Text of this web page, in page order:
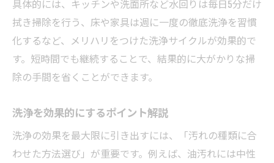
具体的には、キッチンや洗面所など水回りは毎日5分だけ
拭き掃除を行う、床や家具は週に一度の徹底洗浄を習慣
化するなど、メリハリをつけた洗浄サイクルが効果的で
す。短時間でも継続することで、結果的に大がかりな掃
除の手間を省くことができます。
洗浄を効果的にするポイント解説
洗浄の効果を最大限に引き出すには、「汚れの種類に合
わせた方法選び」が重要です。例えば、油汚れには中性